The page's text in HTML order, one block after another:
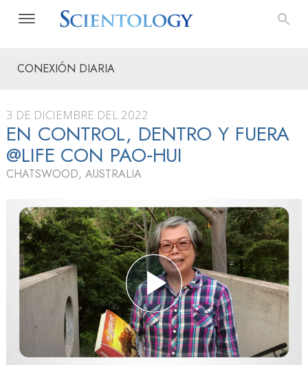
CONEXIÓN DIARIA
3 DE DICIEMBRE DEL 2022
EN CONTROL, DENTRO Y FUERA
@LIFE CON PAO‑HUI
CHATSWOOD, AUSTRALIA